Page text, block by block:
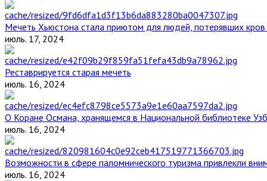
Мечеть Хьюстона стала приютом для людей, потерявших кров
июль. 17, 2024
Реставрируется старая мечеть
июль. 16, 2024
О Коране Османа, хранящемся в Национальной библиотеке
июль. 16, 2024
Возможности в сфере паломнического туризма привлекли
июль. 16, 2024